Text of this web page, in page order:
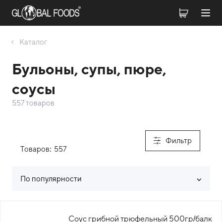
Каталог
Бульоны, супы, пюре,
соусы
557 товаров
Фильтр
Товаров: 557
По популярности
Соус грибной трюфельный 500гр/балк